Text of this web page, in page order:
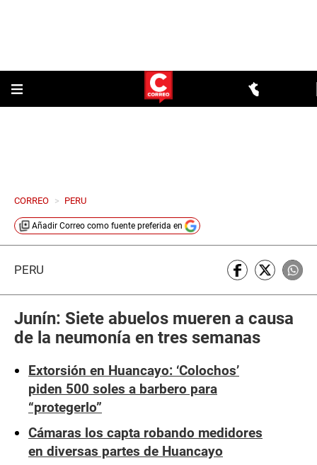
CORREO > PERU
Añadir Correo como fuente preferida en
PERÚ
Junín: Siete abuelos mueren a causa
de la neumonía en tres semanas
Extorsión en Huancayo: ‘Colochos’
piden 500 soles a barbero para
“protegerlo”
Cámaras los capta robando medidores
en diversas partes de Huancayo